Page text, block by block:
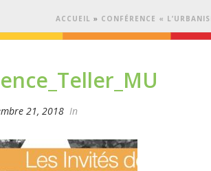
ACCUEIL » CONFÉRENCE «
21, 2018 In